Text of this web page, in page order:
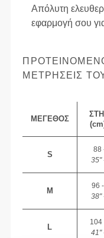
Απόλυτη
εφαρμογή σου
ΜΕΤΡΉΣΕΙΣ
ΜΈΓΕΘΟΣ
S
88
35"
M
96
38"
L
104
41"